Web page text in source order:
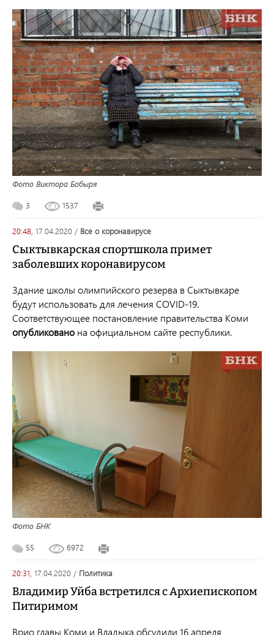
Фото Виктора Бобыря
3 1537
20:48, 17.04.2020 / все о коронавирусе
Сыктывкарская спортшкола примет
заболевших коронавирусом
Здание школы олимпийского резерва в Сыктывкаре
будут использовать для лечения COVID-19.
Соответствующее постановление правительства Коми
опубликовано на официальном сайте республики.
Фото БНК
55 6972
20:31, 17.04.2020 / политика
Владимир Уйба встретился с Архиепископом
Питиримом
Врио главы Коми и Владыка обсудили 16 апреля